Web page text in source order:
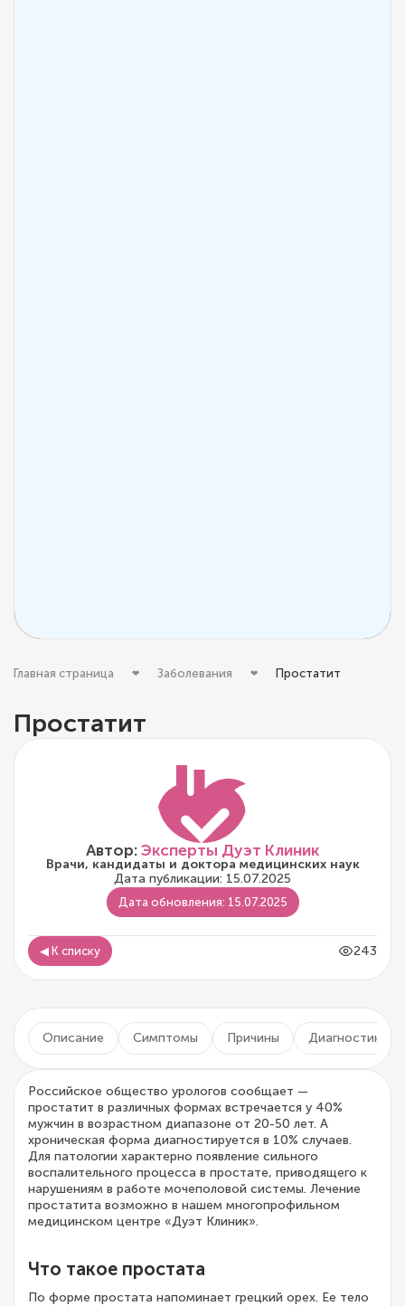
Главная страница Заболевания Простатит
Простатит
Автор:Эксперты Дуэт Клиник
Врачи, кандидаты и доктора медицинских наук
Дата публикации: 15.07.2025
Дата обновления: 15.07.2025
◀ К списку 243
Описание Симптомы Причины Диагностика
Российское общество урологов сообщает —
простатит в различных формах встречается у 40%
мужчин в возрастном диапазоне от 20-50 лет. А
хроническая форма диагностируется в 10% случаев.
Для патологии характерно появление сильного
воспалительного процесса в простате, приводящего к
нарушениям в работе мочеполовой системы. Лечение
простатита возможно в нашем многопрофильном
медицинском центре «Дуэт Клиник».
Что такое простата
По форме простата напоминает грецкий орех. Ее тело